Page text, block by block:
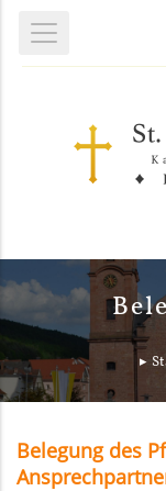
Belegung des